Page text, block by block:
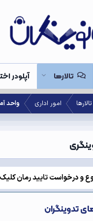
تالارها آپلودر
تالارها امور اداری واحد
و درخواست تایید رمان
تدوینگران